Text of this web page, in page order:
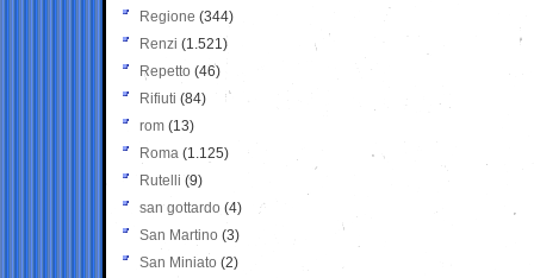
Regione (344)
Renzi (1.521)
Repetto (46)
Rifiuti (84)
rom (13)
Roma (1.125)
Rutelli (9)
san gottardo (4)
San Martino (3)
San Miniato (2)